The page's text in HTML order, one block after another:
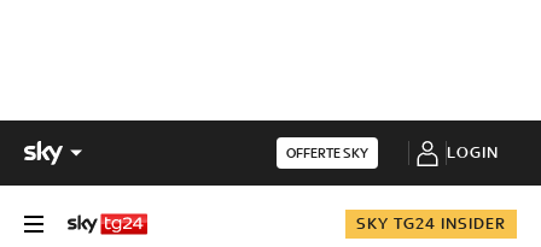
OFFERTE SKY LOGIN
SKY TG24 INSIDER